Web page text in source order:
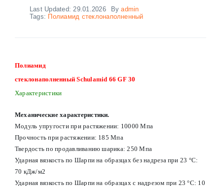
Last Updated: 29.01.2026 Byadmin
Tags: Полиамид стеклонаполненный
Полиамид
стеклонаполненный Schulamid 66 GF 30
Характеристики
Механические характеристики.
Модуль упругости при растяжении: 10000 Мпа
Прочность при растяжении: 185 Мпа
Твердость по продавливанию шарика: 250 Мпа
Ударная вязкость по Шарпи на образцах без надреза при 23 °С:
70 кДж/м2
Ударная вязкость по Шарпи на образцах с надрезом при 23 °С: 10